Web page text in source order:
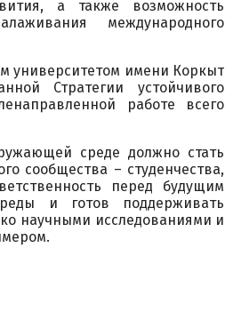
а также возможность
международного
университетом имени Коркыт
Стратегии устойчивого
работе всего
среде должно стать
сообщества – студенчества,
перед будущим
и готов поддерживать
научными исследованиями и